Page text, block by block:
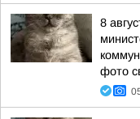
8
фото